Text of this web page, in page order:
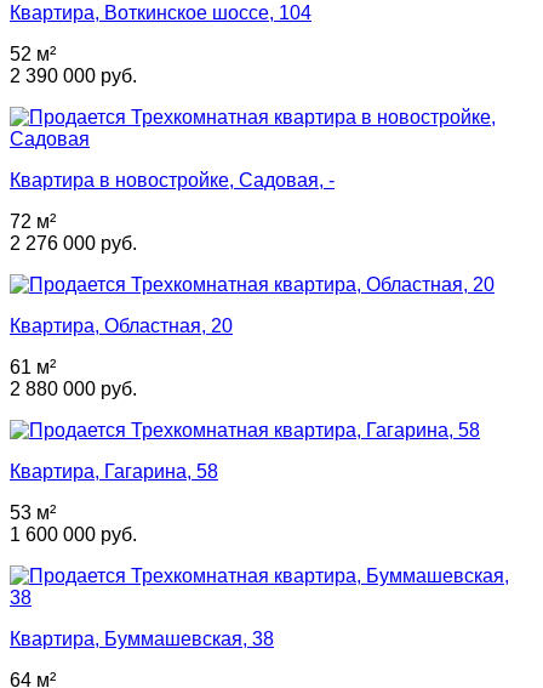
Квартира, Воткинское шоссе, 104
52 м²
2 390 000 руб.
Квартира в новостройке, Садовая, -
72 м²
2 276 000 руб.
Квартира, Областная, 20
61 м²
2 880 000 руб.
Квартира, Гагарина, 58
53 м²
1 600 000 руб.
Квартира, Буммашевская, 38
64 м²